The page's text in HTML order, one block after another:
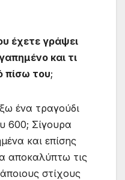
έχετε γράψει
και τι
πίσω του;
ένα τραγούδι
600; Σίγουρα
και επίσης
αποκαλύπτω τις
στίχους